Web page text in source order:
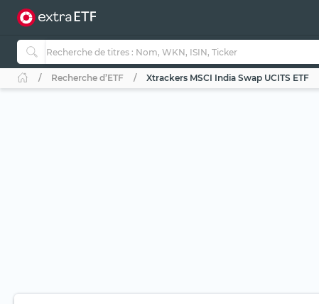
Recherche d’ETF Xtrackers MSCI India Swap UCITS ETF